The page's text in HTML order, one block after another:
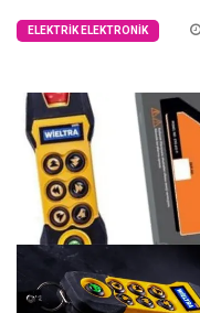
ELEKTRIK ELEKTRONIK